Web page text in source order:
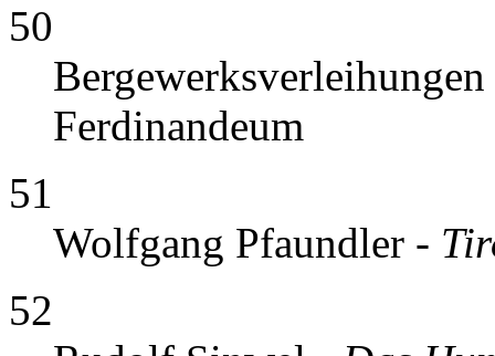
50
Ferdinandeum
51
Wolfgang Pfaundler -
52